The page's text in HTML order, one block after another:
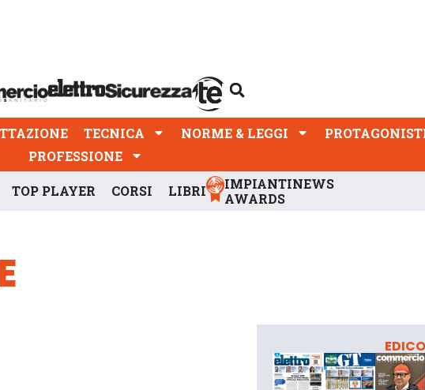
TECNICA NORME & LEGGI
PROFESSIONE
TOP PLAYER CORSI LIBRI
IMPIANTINEWS
AWARDS